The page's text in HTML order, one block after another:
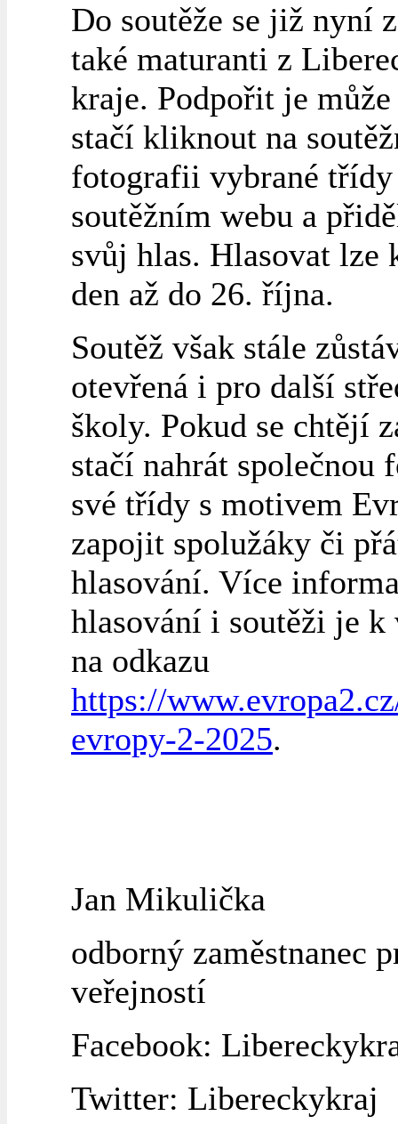
Do soutěže se již nyní
také maturanti z
kraje. Podpořit je
stačí kliknout na
fotografii vybrané třídy
soutěžním webu a
svůj hlas. Hlasovat lze
den až do 26. října.
Soutěž však stále
otevřená i pro další
školy. Pokud se chtějí
stačí nahrát společnou
své třídy s motivem
zapojit spolužáky či
hlasování. Více
hlasování i soutěži je k
na odkazu
https://
evropy-2-2025.
Jan Mikulička
odborný zaměstnanec
veřejností
Facebook:
Twitter: Libereckykraj